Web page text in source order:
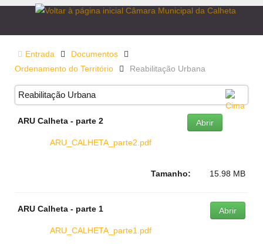
Entrada
Documentos
Ordenamento do Território
Reabilitação Urbana
Reabilitação Urbana
ARU Calheta - parte 2
ARU_CALHETA_parte2.pdf
Abrir
Tamanho: 15.98 MB
ARU Calheta - parte 1
ARU_CALHETA_parte1.pdf
Abrir